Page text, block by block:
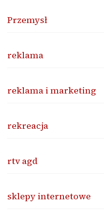
Przemysł
reklama
reklama i marketing
rekreacja
rtv agd
sklepy internetowe